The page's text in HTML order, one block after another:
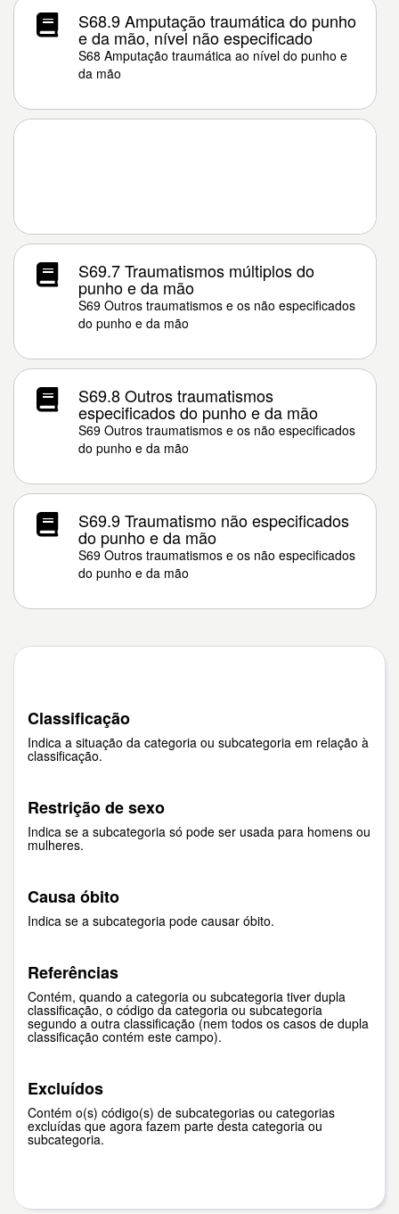
S68.9 Amputação traumática do punho
e da mão, nível não especificado
S68 Amputação traumática ao nível do punho e
da mão
S69.7 Traumatismos múltiplos do
punho e da mão
S69 Outros traumatismos e os não especificados
do punho e da mão
S69.8 Outros traumatismos
especificados do punho e da mão
S69 Outros traumatismos e os não especificados
do punho e da mão
S69.9 Traumatismo não especificados
do punho e da mão
S69 Outros traumatismos e os não especificados
do punho e da mão
Classificação
Indica a situação da categoria ou subcategoria em relação à
classificação.
Restrição de sexo
Indica se a subcategoria só pode ser usada para homens ou
mulheres.
Causa óbito
Indica se a subcategoria pode causar óbito.
Referências
Contém, quando a categoria ou subcategoria tiver dupla
classificação, o código da categoria ou subcategoria
segundo a outra classificação (nem todos os casos de dupla
classificação contém este campo).
Excluídos
Contém o(s) código(s) de subcategorias ou categorias
excluídas que agora fazem parte desta categoria ou
subcategoria.